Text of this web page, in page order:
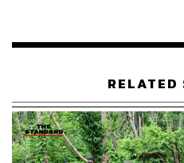
การบริหารจัดการพื้นที่ช
หนองจาน จังหวัดสระแ
ให้ คณะกรรมาธิการเข
หารือเพื่อให้เกิดความชั
ให้คณะกรรมการชายแด
RELATED